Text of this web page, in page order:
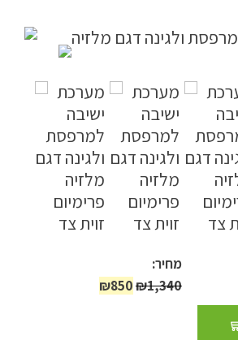
מערכות ישיבה וריהוט
כריות נוי
ריהוט למרפסת
ריהוט לבית
אקססוריז
אודות
מחיר:
₪1,340
המחיר
₪850